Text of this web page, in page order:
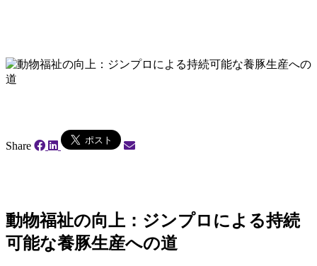
Share
動物福祉の向上：ジンプロによる持続
可能な養豚生産への道